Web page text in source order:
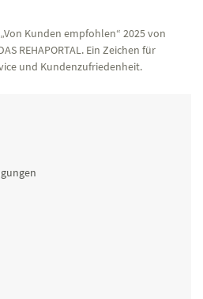
Kunden empfohlen“ 2025 von
REHAPORTAL. Ein Zeichen für
und Kundenzufriedenheit.